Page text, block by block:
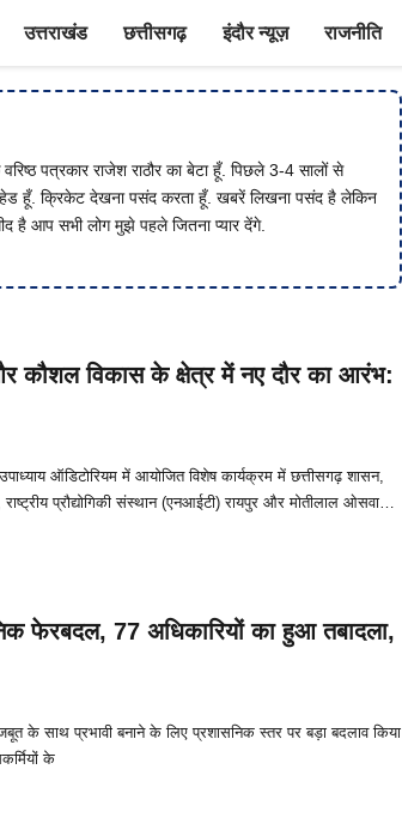
उत्तराखंड छत्तीसगढ़ इंदौर न्यूज़ राजनीति
पत्रकार राजेश राठौर का बेटा हूँ. पिछले 3-4 सालों से
हूँ. क्रिकेट देखना पसंद करता हूँ. खबरें लिखना पसंद है लेकिन
है आप सभी लोग मुझे पहले जितना प्यार देंगे.
कौशल विकास के क्षेत्र में नए दौर का आरंभ:
ऑडिटोरियम में आयोजित विशेष कार्यक्रम में छत्तीसगढ़ शासन,
प्रौद्योगिकी संस्थान (एनआईटी) रायपुर और मोतीलाल ओसवाल
फेरबदल, 77 अधिकारियों का हुआ तबादला,
के साथ प्रभावी बनाने के लिए प्रशासनिक स्तर पर बड़ा बदलाव किया
के